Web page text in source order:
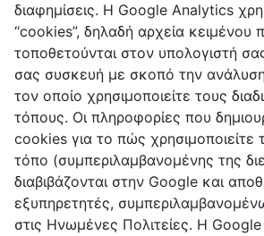
διαφημίσεις. Η Google Analytics
“cookies”, δηλαδή αρχεία κειμένου
τοποθετούνται στον υπολογιστή
σας συσκευή με σκοπό την
τον οποίο χρησιμοποιείτε τους
τόπους. Οι πληροφορίες που
cookies για το πώς χρησιμοποιείτε
τόπο (συμπεριλαμβανομένης της
διαβιβάζονται στην Google και
εξυπηρετητές,
στις Ηνωμένες Πολιτείες. Η Google